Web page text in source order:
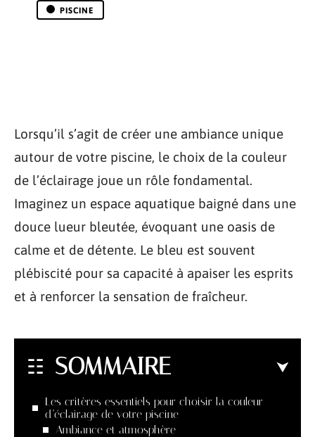
PISCINE
Lorsqu’il s’agit de créer une ambiance unique
autour de votre piscine, le choix de la couleur
de l’éclairage joue un rôle fondamental.
Imaginez un espace aquatique baigné dans une
douce lueur bleutée, évoquant une oasis de
calme et de détente. Le bleu est souvent
plébiscité pour sa capacité à apaiser les esprits
et à renforcer la sensation de fraîcheur.
SOMMAIRE
Les critères essentiels pour choisir la couleur
d’éclairage de votre piscine
Ambiance et atmosphère